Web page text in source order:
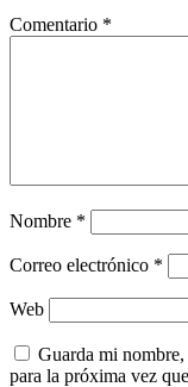
Comentario *
Nombre *
Correo electrónico *
Web
Guarda mi
para la próxima vez